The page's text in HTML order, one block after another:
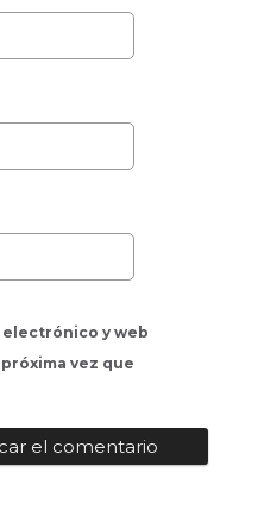
electrónico y web
vez que